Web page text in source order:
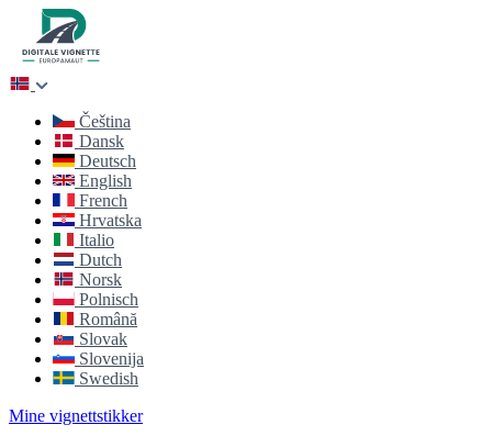
Čeština
Dansk
Deutsch
English
French
Hrvatska
Italio
Dutch
Norsk
Polnisch
Română
Slovak
Slovenija
Swedish
Mine vignettstikker